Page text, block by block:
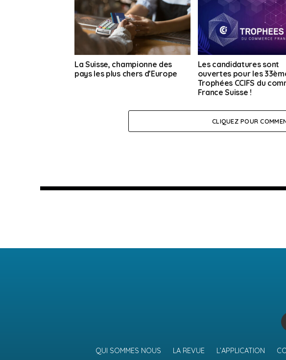
La Suisse, championne des
pays les plus chers d’Europe
Les candidatures sont
ouvertes pour les
Trophées CCIFS du
France Suisse !
CLIQUEZ POUR
QUI SOMMES NOUS LA REVUE L’APPLICATION